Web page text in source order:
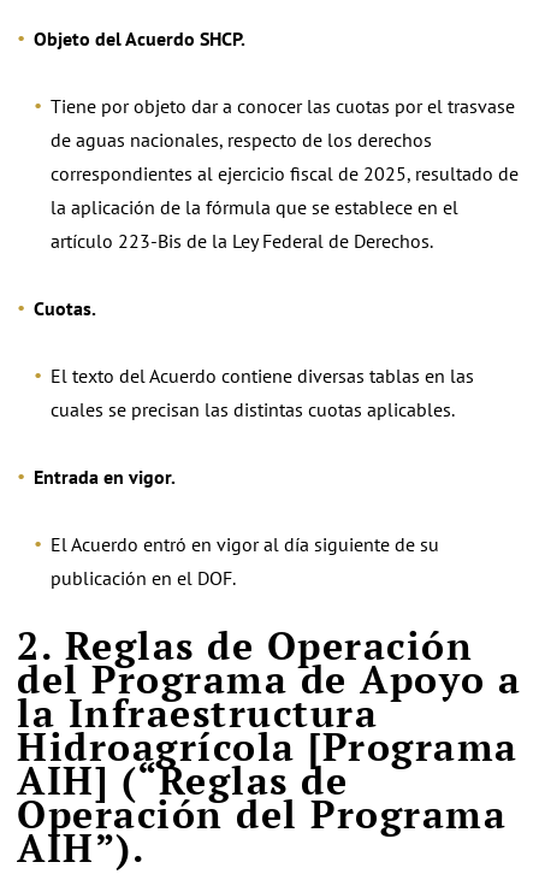
Objeto del Acuerdo SHCP.
Tiene por objeto dar a conocer las cuotas por el trasvase
de aguas nacionales, respecto de los derechos
correspondientes al ejercicio fiscal de 2025, resultado de
la aplicación de la fórmula que se establece en el
artículo 223-Bis de la Ley Federal de Derechos.
Cuotas.
El texto del Acuerdo contiene diversas tablas en las
cuales se precisan las distintas cuotas aplicables.
Entrada en vigor.
El Acuerdo entró en vigor al día siguiente de su
publicación en el DOF.
2. Reglas de Operación
del Programa de Apoyo a
la Infraestructura
Hidroagrícola [Programa
AIH] (“Reglas de
Operación del Programa
AIH”).